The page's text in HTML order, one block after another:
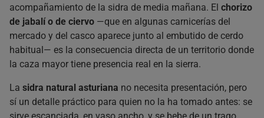
acompañamiento de la sidra de media mañana. El chorizo
de jabalí o de ciervo —que en algunas carnicerías del
mercado y del casco aparece junto al embutido de cerdo
habitual— es la consecuencia directa de un territorio donde
la caza mayor tiene presencia real en la sierra.
La sidra natural asturiana no necesita presentación, pero
sí un detalle práctico para quien no la ha tomado antes: se